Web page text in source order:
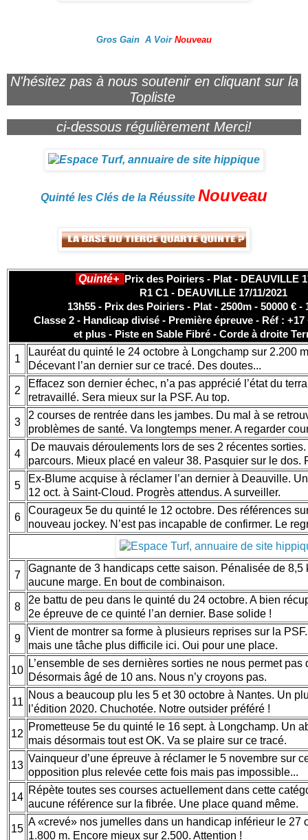
Gros Gain A Voir Nouveau
N'hésitez pas à nous soutenir en cliquant sur la
Topliste
ci-dessous régulièrement Merci!
Quinté les Clés de la Réussite Nouveau
Quinté+ Prix des Poiriers - Plat - DEAUVILLE
R1 C1 - DEAUVILLE 17/11/2021
13h55 - Prix des Poiriers - Plat - 2500m - 50000 € -
Classe 2 - Handicap divisé - Première épreuve - Réf : +17
et plus - Piste en Sable Fibré - Corde à droite
1
Lauréat du quinté le 24 octobre à Longchamp sur 2.200
Décevant l’an dernier sur ce tracé. Des doutes...
2
Effacez son dernier échec, n’a pas apprécié l’état du
retravaillé. Sera mieux sur la PSF. Au top.
3
2 courses de rentrée dans les jambes. Du mal à se
problèmes de santé. Va longtemps mener. A regarder
4
De mauvais déroulements lors de ses 2 récentes
parcours. Mieux placé en valeur 38. Pasquier sur le dos.
5
Ex-Blume acquise à réclamer l’an dernier à Deauville.
12 oct. à Saint-Cloud. Progrès attendus. A surveiller.
6
Courageux 5e du quinté le 12 octobre. Des références
nouveau jockey. N’est pas incapable de confirmer. Le
7
Gagnante de 3 handicaps cette saison. Pénalisée de 8,5
aucune marge. En bout de combinaison.
8
2e battu de peu dans le quinté du 24 octobre. A bien
2e épreuve de ce quinté l’an dernier. Base solide !
9
Vient de montrer sa forme à plusieurs reprises sur la
mais une tâche plus difficile ici. Oui pour une place.
10
L’ensemble de ses dernières sorties ne nous permet pas
Désormais âgé de 10 ans. Nous n’y croyons pas.
11
Nous a beaucoup plu les 5 et 30 octobre à Nantes. Un
l’édition 2020. Chuchotée. Notre outsider préféré !
12
Prometteuse 5e du quinté le 16 sept. à Longchamp. Un
mais désormais tout est OK. Va se plaire sur ce tracé.
13
Vainqueur d’une épreuve à réclamer le 5 novembre sur
opposition plus relevée cette fois mais pas impossible...
14
Répète toutes ses courses actuellement dans cette
aucune référence sur la fibrée. Une place quand même.
15
A «crevé» nos jumelles dans un handicap inférieur le 27
1.800 m. Encore mieux sur 2.500. Attention !